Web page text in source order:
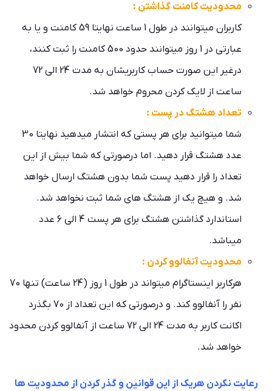
محدودیت کامنت گذاشتن :
کاربران میتوانند در طول 1 ساعت نهایتا 59 کامنت و یا به
عبارتی در 1 روز میتوانند حدود 500 کامنت را ثبت کنند،
درغیر این صورت حساب کاربریشان به مدت 24 الی 72
ساعت از لایک کردن محروم خواهد شد.
تعداد هشتگ در پست :
شما میتوانید برای هر پستی که انتشار میدهید نهایتا 30
عدد هشتگ قرار دهید. اما درصورتی که شما بیش از این
تعداد را قرار دهید پست شما بدون هشتگ ارسال خواهد
شد. و هیچ یک از هشتگ های شما ثبت نخواهد شد.
استاندارد گذاشتن هشتگ برای هر پست 4 الی 6 عدد
میباشد.
محدودیت آنفالوو کردن :
هرکاربر اینستاگرام میتواند در طول 1 روز (24 ساعت) تنها 70
نفر را آنفالوو کند. و درصورتی که این تعداد از 70 بگذرد
اکانت کاربر به مدت 24 الی 72 ساعت از آنفالوو کردن محدود
خواهد شد.
رعایت نکردن هریک از این قوانین و گذر کردن از محدودیت ها